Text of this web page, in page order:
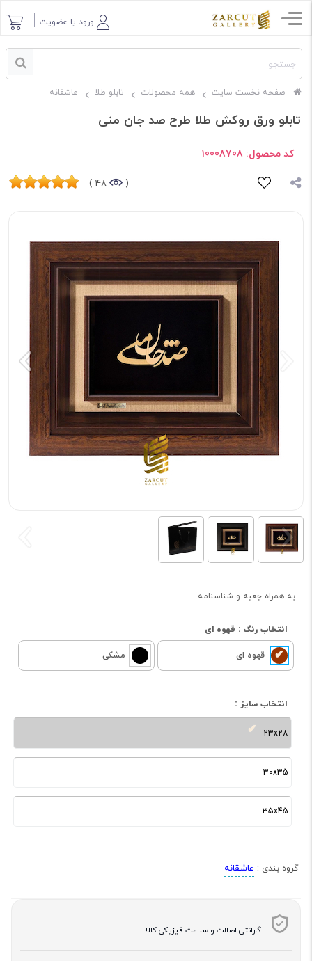
ورود یا عضویت
صفحه نخست سایت همه محصولات تابلو طلا عاشقانه
تابلو ورق روکش طلا طرح صد جان منی
کد محصول: 10008708
(
48 )
به همراه جعبه و شناسنامه
انتخاب رنگ : قهوه ای
قهوه ای مشکی
انتخاب سایز :
23x28
30x35
35x45
گروه بندی : عاشقانه
گارانتی اصالت و سلامت فیزیکی کالا